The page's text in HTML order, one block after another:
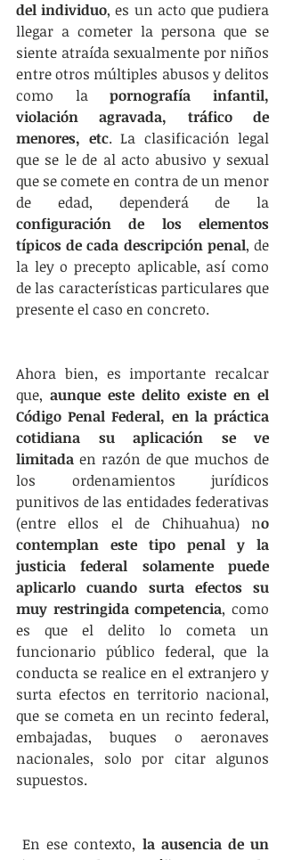
del individuo, es un acto que pudiera
llegar a cometer la persona que se
siente atraída sexualmente por niños
entre otros múltiples abusos y delitos
como la pornografía infantil,
violación agravada, tráfico de
menores, etc. La clasificación legal
que se le de al acto abusivo y sexual
que se comete en contra de un menor
configuración de los elementos
típicos de cada descripción penal, de
la ley o precepto aplicable, así como
de las características particulares que
presente el caso en concreto.
Ahora bien, es importante recalcar
que, aunque este delito existe en el
Código Penal Federal, en la práctica
cotidiana su aplicación se ve
limitada en razón de que muchos de
los ordenamientos jurídicos
punitivos de las entidades federativas
(entre ellos el de Chihuahua) no
contemplan este tipo penal y la
justicia federal solamente puede
aplicarlo cuando surta efectos su
muy restringida competencia, como
es que el delito lo cometa un
funcionario público federal, que la
conducta se realice en el extranjero y
surta efectos en territorio nacional,
que se cometa en un recinto federal,
embajadas, buques o aeronaves
nacionales, solo por citar algunos
supuestos.
En ese contexto, la ausencia de un